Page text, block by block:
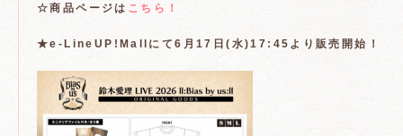
☆商品ページは こちら！
★e-LineUP!Mallにて6月17日(水)17:45より販売開始！